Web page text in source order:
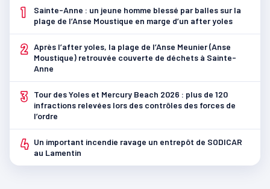
1
Sainte-Anne : un jeune homme blessé par balles sur la
plage de l’Anse Moustique en marge d’un after yoles
2 Après l’after yoles, la plage de l’Anse Meunier (Anse
Moustique) retrouvée couverte de déchets à Sainte-
Anne
3
Tour des Yoles et Mercury Beach 2026 : plus de 120
infractions relevées lors des contrôles des forces de
l’ordre
4 Un important incendie ravage un entrepôt de SODICAR
au Lamentin